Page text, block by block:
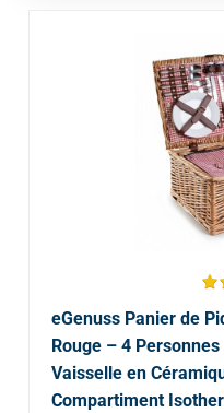
eGenuss Panier de
Rouge – 4
Vaisselle en
Compartiment